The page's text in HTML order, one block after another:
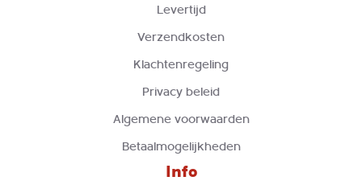
Levertijd
Verzendkosten
Klachtenregeling
Privacy beleid
Algemene voorwaarden
Betaalmogelijkheden
Info